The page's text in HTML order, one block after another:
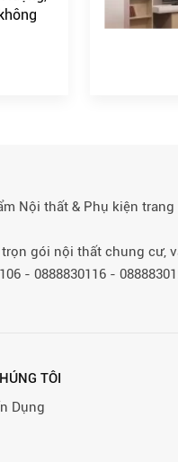
Nội thất & Phụ kiện
gói nội thất chung cư,
- 0888830116 -
TÔI
Dụng